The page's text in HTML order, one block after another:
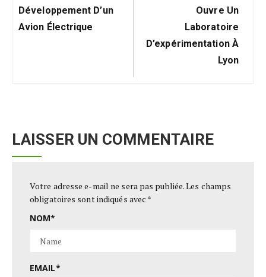
Développement D’un
Avion Électrique
Ouvre Un
Laboratoire
D’expérimentation À
Lyon
LAISSER UN COMMENTAIRE
Votre adresse e-mail ne sera pas publiée.Les champs
obligatoires sont indiqués avec *
NOM*
EMAIL*